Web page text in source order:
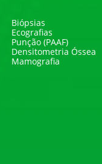
Biópsias
Ecografias
Punção (PAAF)
Densitometria Óssea
Mamografia